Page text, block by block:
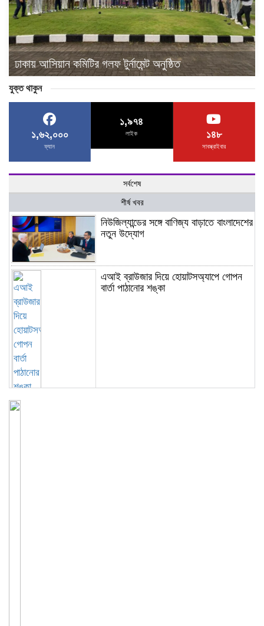
ঢাকায় আসিয়ান কমিটির গলফ টুর্নামেন্ট অনুষ্ঠিত
যুক্ত থাকুন
১,৬২,০০০
ফ্যান
১,৯৭৪
লাইক ১৪৮
সাবস্ক্রাইবার
সর্বশেষ
শীর্ষ খবর
নিউজিল্যান্ডের সঙ্গে বাণিজ্য বাড়াতে বাংলাদেশের
নতুন উদ্যোগ
এআই ব্রাউজার দিয়ে হোয়াটসঅ্যাপে গোপন
বার্তা পাঠানোর শঙ্কা